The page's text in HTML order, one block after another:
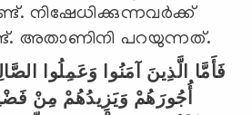
നിഷേധിക്കുന്നവര്‍ക്ക്
അതാണിനി പറയുന്നത്.
فَأَمَّا الَّذِينَ آمَنُوا وَعَمِلُوا
أُجُورَهُمْ وَيَزِيدُهُمْ مِنْ